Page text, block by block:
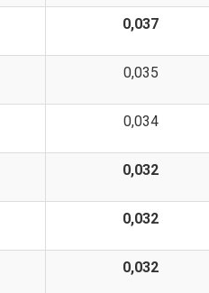
0,037
0,035
0,034
0,032
0,032
0,032